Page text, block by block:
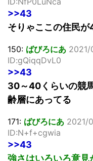
>>43
そりゃここの住民
150: ばびろにあ 2021/
ID:gQiqqDvL0
>>43
30～40くらいの競
齢層にあってる
171: ばびろにあ 2021/
ID:N+f+cgwia
>>43
強さはいろいろ意見